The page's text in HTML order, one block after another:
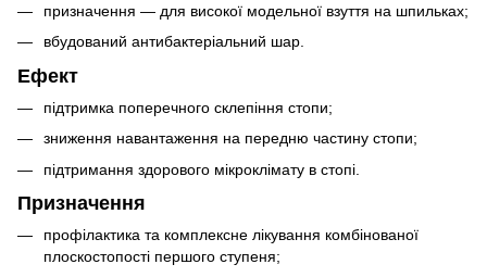
призначення — для високої модельної взуття на шпильках;
вбудований антибактеріальний шар.
Ефект
підтримка поперечного склепіння стопи;
зниження навантаження на передню частину стопи;
підтримання здорового мікроклімату в стопі.
Призначення
профілактика та комплексне лікування комбінованої
плоскостопості першого ступеня;